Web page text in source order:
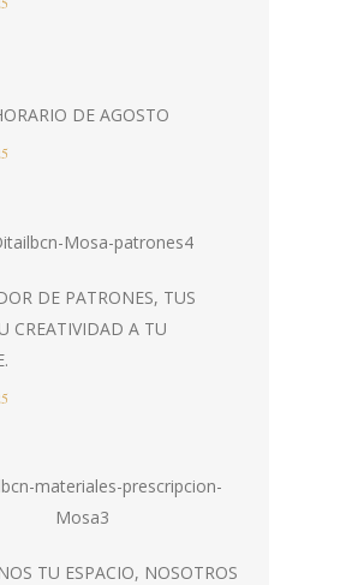
DE AGOSTO
DE PATRONES, TUS
CREATIVIDAD A TU
TU ESPACIO, NOSOTROS